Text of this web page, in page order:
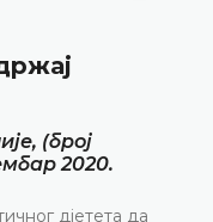
(број
2020.
дјетета да